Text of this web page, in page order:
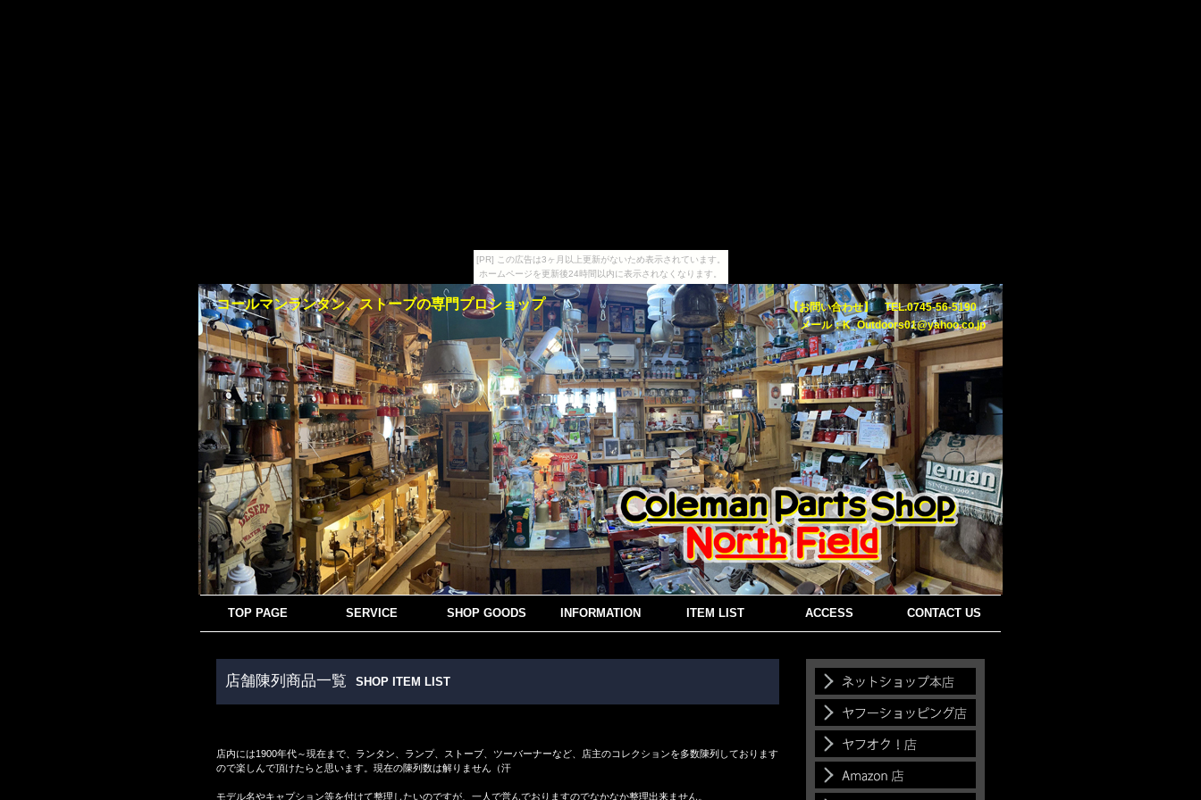
[PR] この広告は3ヶ月以上更新がないため表示されています。
ホームページを更新後24時間以内に表示されなくなります。
コールマンランタン、ストーブの専門プロショップ
【お問い合わせ】 TEL.0745-56-5190
メール：K_Outdoors01@yahoo.co.jp
店舗陳列商品一覧 SHOP ITEM LIST
店内には1900年代～現在まで、ランタン、ランプ、ストーブ、ツーバーナーなど、店主のコレクションを多数陳列しております
ので楽しんで頂けたらと思います。現在の陳列数は解りません（汗
モデル名やキャプション等を付けて整理したいのですが、一人で営んでおりますのでなかなか整理出来ません。
TOP PAGE SERVICE SHOP GOODS INFORMATION ITEM LIST ACCESS CONTACT US